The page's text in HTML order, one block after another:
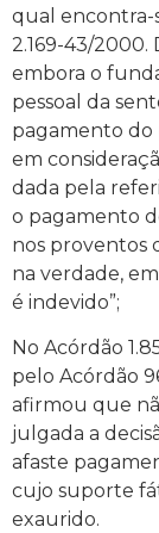
qual encontra-
2.169-43/
embora o
pessoal da
pagamento do
em
dada pela
o pagamento
nos proventos
na verdade,
é indevido”;
No Acórdão
pelo Acórdão
afirmou que
julgada a
afaste
cujo suporte
exaurido.